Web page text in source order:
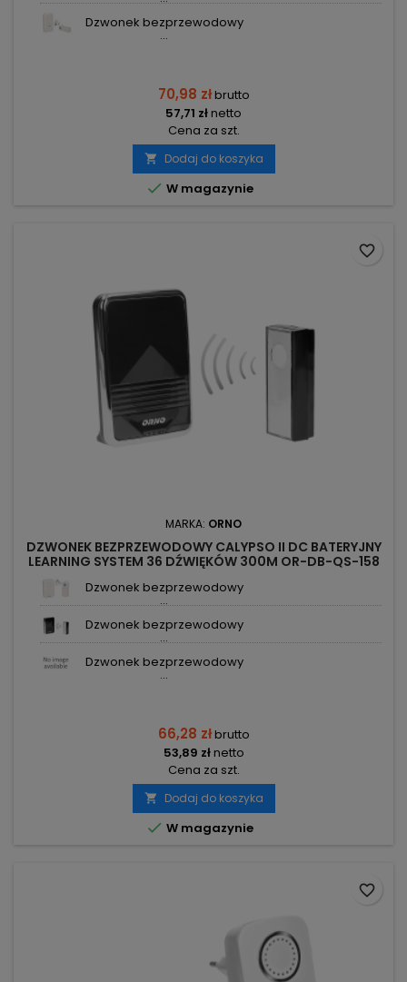
Dzwonek bezprzewodowy
...
70,98 złbrutto
57,71 złnetto
Cena za szt.
 Dodaj do koszyka
 W magazynie
MARKA: ORNO
DZWONEK BEZPRZEWODOWY CALYPSO II DC BATERYJNY
LEARNING SYSTEM 36 DŹWIĘKÓW 300M OR-DB-QS-158
Dzwonek bezprzewodowy
...
Dzwonek bezprzewodowy
...
Dzwonek bezprzewodowy
...
66,28 złbrutto
53,89 złnetto
Cena za szt.
 Dodaj do koszyka
 W magazynie
favorite_border
favorite_border